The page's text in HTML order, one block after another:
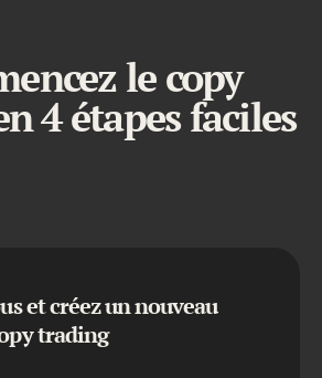
le copy
4 étapes faciles
et créez un nouveau
trading